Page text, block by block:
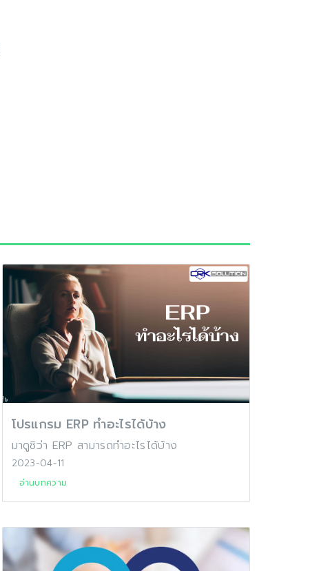
โปรแกรม ERP ทำอะไรได้บ้าง
มาดูซิว่า ERP สามารถทำอะไรได้บ้าง
2023-04-11
อ่านบทความ